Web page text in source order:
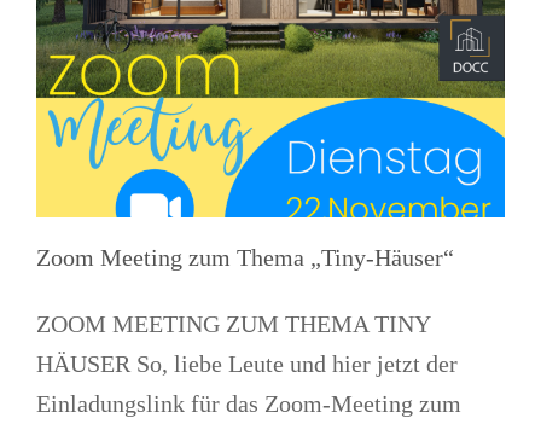
Zoom Meeting zum Thema „Tiny-Häuser“
ZOOM MEETING ZUM THEMA TINY
HÄUSER So, liebe Leute und hier jetzt der
Einladungslink für das Zoom-Meeting zum